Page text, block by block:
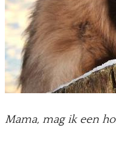
Mama, mag ik een